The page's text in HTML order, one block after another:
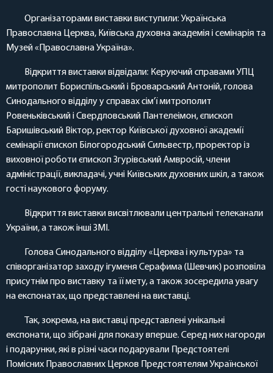
Організаторами виставки виступили: Українська
Православна Церква, Київська духовна академія і семінарія та
Музей «Православна Україна».
Відкриття виставки відвідали: Керуючий справами УПЦ
митрополит Бориспільський і Броварський Антоній, голова
Синодального відділу у справах сім’ї митрополит
Ровеньківський і Свердловський Пантелеімон, єпископ
Баришівський Віктор, ректор Київської духовної академії
семінарії єпископ Білогородський Сильвестр, проректор із
виховної роботи єпископ Згурівський Амвросій, члени
адміністрації, викладачі, учні Київських духовних шкіл, а також
гості наукового форуму.
Відкриття виставки висвітлювали центральні телеканали
України, а також інші ЗМІ.
Голова Синодального відділу «Церква і культура» та
співорганізатор заходу ігуменя Серафима (Шевчик) розповіла
присутнім про виставку та її мету, а також зосередила увагу
на експонатах, що представлені на виставці.
Так, зокрема, на виставці представлені унікальні
експонати, що зібрані для показу вперше. Серед них нагороди
і подарунки, які в різні часи подарували Предстоятелі
Помісних Православних Церков Предстоятелям Української